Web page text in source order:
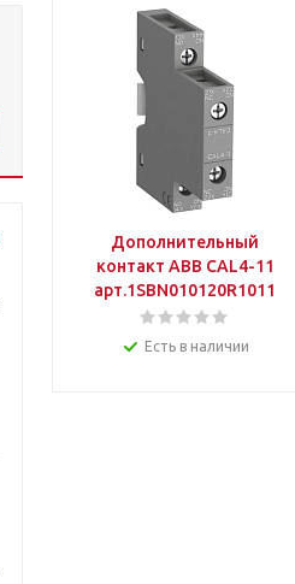
Дополнительный
контакт АВВ CAL4-11
арт.1SBN010120R1011
Есть в наличии